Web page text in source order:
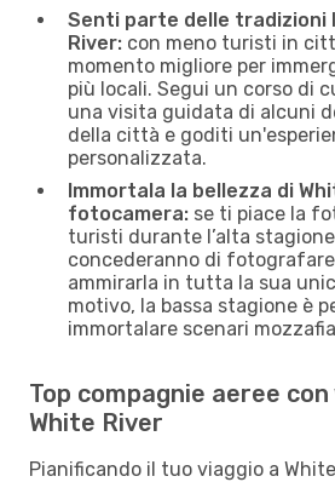
Senti parte delle tradizioni
River: con meno turisti in
momento migliore per
più locali. Segui un corso di
una visita guidata di alcuni
della città e goditi
personalizzata.
Immortala la bellezza di
fotocamera: se ti piace la
turisti durante l’alta
concederanno di
ammirarla in tutta la sua
motivo, la bassa stagione è
immortalare scenari
Top compagnie aeree
White River
Pianificando il tuo viaggio a